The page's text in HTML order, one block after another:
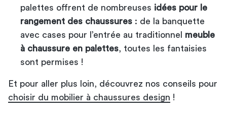
palettes offrent de nombreuses idées pour le
rangement des chaussures : de la banquette
avec cases pour l’entrée au traditionnel meuble
à chaussure en palettes , toutes les fantaisies
sont permises !
Et pour aller plus loin, découvrez nos conseils pour
choisir du mobilier à chaussures design !